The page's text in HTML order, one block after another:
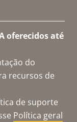
oferecidos até
do
recursos de
de suporte
Política geral